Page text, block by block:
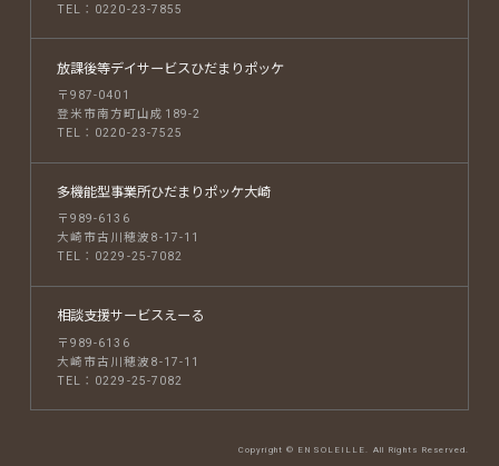
TEL：0220-23-7855
放課後等デイサービスひだまりポッケ
〒987-0401
登米市南方町山成189-2
TEL：0220-23-7525
多機能型事業所ひだまりポッケ大崎
〒989-6136
大崎市古川穂波8-17-11
TEL：0229-25-7082
相談支援サービスえーる
〒989-6136
大崎市古川穂波8-17-11
TEL：0229-25-7082
Copyright © ENSOLEILLE. All Rights Reserved.